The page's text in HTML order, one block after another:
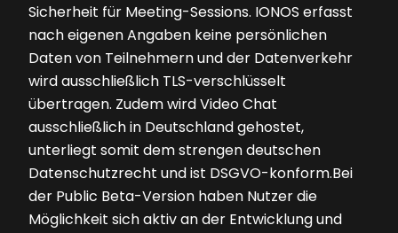
Sicherheit für Meeting-Sessions. IONOS erfasst
nach eigenen Angaben keine persönlichen
Daten von Teilnehmern und der Datenverkehr
wird ausschließlich TLS-verschlüsselt
übertragen. Zudem wird Video Chat
ausschließlich in Deutschland gehostet,
unterliegt somit dem strengen deutschen
Datenschutzrecht und ist DSGVO-konform.Bei
der Public Beta-Version haben Nutzer die
Möglichkeit sich aktiv an der Entwicklung und